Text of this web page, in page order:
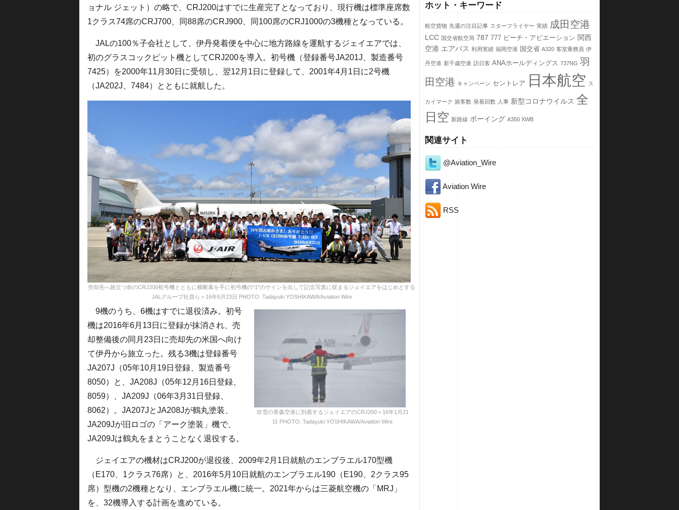
ホット・キーワード
航空貨物 先週の注目記事 スターフライヤー 実績 成田空港
LCC 国交省航空局 787 777 ピーチ・アビエーション 関西
空港 エアバス 利用実績 福岡空港 国交省 A320 客室乗務員 伊
丹空港 新千歳空港 訪日客 ANAホールディングス 737NG 羽
田空港 キャンペーン セントレア 日本航空 ス
カイマーク 旅客数 発着回数 人事 新型コロナウイルス 全
日空 新路線 ボーイング A350 XWB
関連サイト
@Aviation_Wire
Aviation Wire
RSS
ョナル ジェット）の略で、CRJ200はすでに生産完了となっており、現行機は標準座席数
1クラス74席のCRJ700、同88席のCRJ900、同100席のCRJ1000の3機種となっている。
JALの100％子会社として、伊丹発着便を中心に地方路線を運航するジェイエアでは、
初のグラスコックピット機としてCRJ200を導入。初号機（登録番号JA201J、製造番号
7425）を2000年11月30日に受領し、翌12月1日に登録して、2001年4月1日に2号機
（JA202J、7484）とともに就航した。
売却先へ旅立つ前のCRJ200初号機とともに横断幕を手に初号機の“1”のサインを出して記念写真に収まるジェイエアをはじめとする
JALグループ社員ら＝16年6月23日 PHOTO: Tadayuki YOSHIKAWA/Aviation Wire
吹雪の青森空港に到着するジェイエアのCRJ200＝16年1月21
日 PHOTO: Tadayuki YOSHIKAWA/Aviation Wire
9機のうち、6機はすでに退役済み。初号
機は2016年6月13日に登録が抹消され、売
却整備後の同月23日に売却先の米国へ向け
て伊丹から旅立った。残る3機は登録番号
JA207J（05年10月19日登録、製造番号
8050）と、JA208J（05年12月16日登録、
8059）、JA209J（06年3月31日登録、
8062）。JA207JとJA208Jが鶴丸塗装、
JA209Jが旧ロゴの「アーク塗装」機で、
JA209Jは鶴丸をまとうことなく退役する。
ジェイエアの機材はCRJ200が退役後、2009年2月1日就航のエンブラエル170型機
（E170、1クラス76席）と、2016年5月10日就航のエンブラエル190（E190、2クラス95
席）型機の2機種となり、エンブラエル機に統一。2021年からは三菱航空機の「MRJ」
を、32機導入する計画を進めている。